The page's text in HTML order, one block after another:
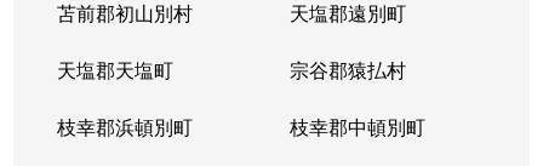
苫前郡初山別村 天塩郡遠別町
天塩郡天塩町 宗谷郡猿払村
枝幸郡浜頓別町 枝幸郡中頓別町